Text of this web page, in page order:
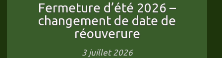
Fermeture d’été 2026 –
changement de date de
réouverure
3 juillet 2026